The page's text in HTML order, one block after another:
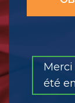
Merci
été